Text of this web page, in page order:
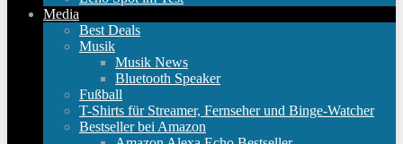
Media
Best Deals
Musik
Musik News
Bluetooth Speaker
Fußball
T-Shirts für Streamer, Fernseher und Binge-Watcher
Bestseller bei Amazon